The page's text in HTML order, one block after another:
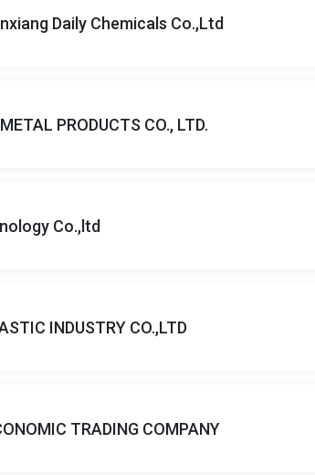
Daily Chemicals Co.,Ltd
PRODUCTS CO., LTD.
Co.,ltd
INDUSTRY CO.,LTD
TRADING COMPANY